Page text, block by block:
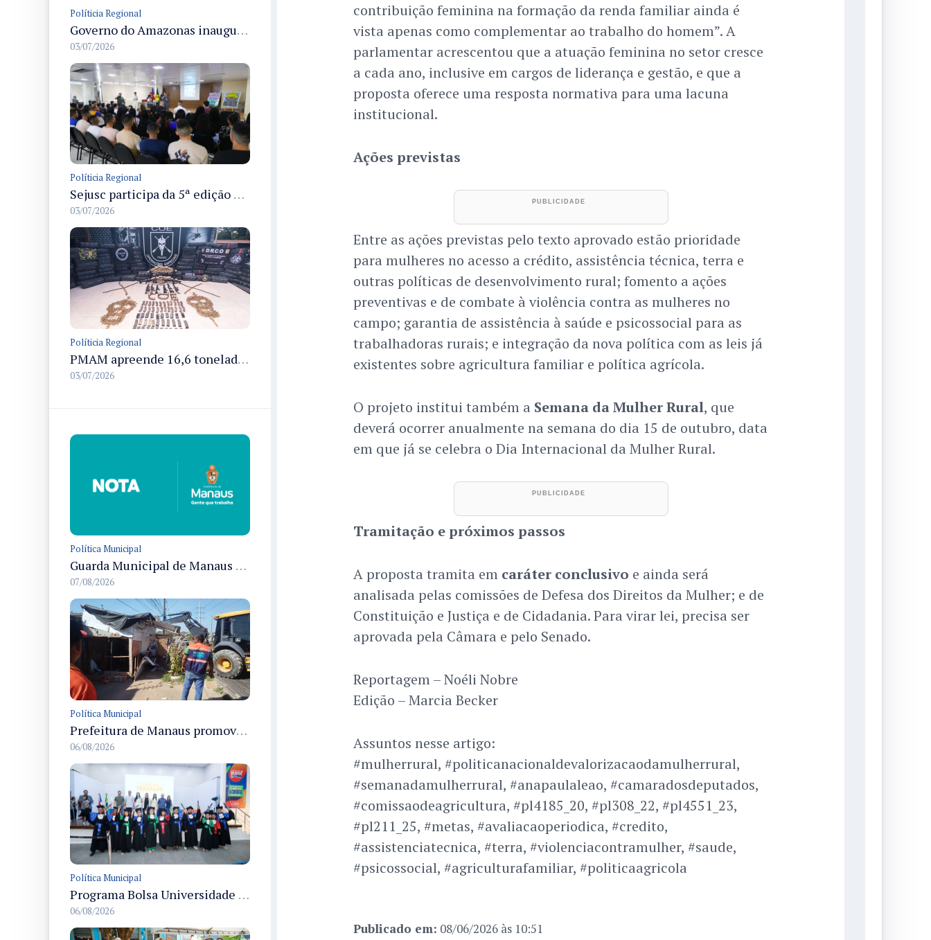
Políticia Regional
Governo do Amazonas inaugura primeiro Castramóvel Fluvial para atendimento veterinário às comunidades ribeirinhas e castração gratuita
03/07/2026
Políticia Regional
Sejusc participa da 5ª edição do Caminhos Literários com foco na cultura hip-hop nas unidades socioeducativas
03/07/2026
Políticia Regional
PMAM apreende 16,6 toneladas de entorpecentes e registra aumento nas prisões em flagrante e nas capturas de foragidos no primeiro semestre de 2026
03/07/2026
Política Municipal
Guarda Municipal de Manaus prende dois por tráfico e resgata ave silvestre em ações nas zonas Leste e Norte
07/08/2026
Política Municipal
Prefeitura de Manaus promove demolição administrativa de cinco estruturas que ocupavam calçada pública
06/08/2026
Política Municipal
Programa Bolsa Universidade entrega certificados a formandos em Manaus na sede do Executivo municipal
06/08/2026
contribuição feminina na formação da renda familiar ainda é
vista apenas como complementar ao trabalho do homem”. A
parlamentar acrescentou que a atuação feminina no setor cresce
a cada ano, inclusive em cargos de liderança e gestão, e que a
proposta oferece uma resposta normativa para uma lacuna
institucional.
Ações previstas
Entre as ações previstas pelo texto aprovado estão prioridade
para mulheres no acesso a crédito, assistência técnica, terra e
outras políticas de desenvolvimento rural; fomento a ações
preventivas e de combate à violência contra as mulheres no
campo; garantia de assistência à saúde e psicossocial para as
trabalhadoras rurais; e integração da nova política com as leis já
existentes sobre agricultura familiar e política agrícola.
O projeto institui também a Semana da Mulher Rural, que
deverá ocorrer anualmente na semana do dia 15 de outubro, data
em que já se celebra o Dia Internacional da Mulher Rural.
Tramitação e próximos passos
A proposta tramita em caráter conclusivo e ainda será
analisada pelas comissões de Defesa dos Direitos da Mulher; e de
Constituição e Justiça e de Cidadania. Para virar lei, precisa ser
aprovada pela Câmara e pelo Senado.
Reportagem – Noéli Nobre
Edição – Marcia Becker
Assuntos nesse artigo:
#mulherrural, #politicanacionaldevalorizacaodamulherrural,
#semanadamulherrural, #anapaulaleao, #camaradosdeputados,
#comissaodeagricultura, #pl4185_20, #pl308_22, #pl4551_23,
#pl211_25, #metas, #avaliacaoperiodica, #credito,
#assistenciatecnica, #terra, #violenciacontramulher, #saude,
#psicossocial, #agriculturafamiliar, #politicaagricola
Publicado em: 08/06/2026 às 10:51